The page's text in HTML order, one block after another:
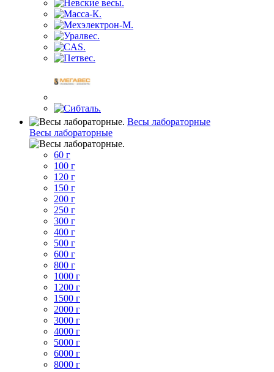
Весы лабораторные
Весы лабораторные
60 г
100 г
120 г
150 г
200 г
250 г
300 г
400 г
500 г
600 г
800 г
1000 г
1200 г
1500 г
2000 г
3000 г
4000 г
5000 г
6000 г
8000 г